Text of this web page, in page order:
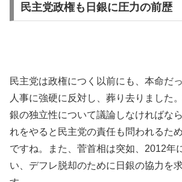
民主党政権も日銀に圧力の前歴
民主党は政権につく以前にも、本命だ
人事に強硬に反対し、葬り去りました
銀の独立性について議論しなければな
れをやると民主党の責任も問われるた
ですね。また、菅首相は突如、2012年
い、デフレ脱却のために日銀の協力を